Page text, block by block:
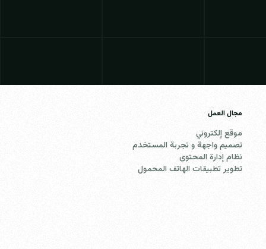
مجال العمل
موقع إلكتروني
تصميم واجهة و تجربة المستخدم
نظام إدارة المحتوى
تطوير تطبيقات الهاتف المحمول